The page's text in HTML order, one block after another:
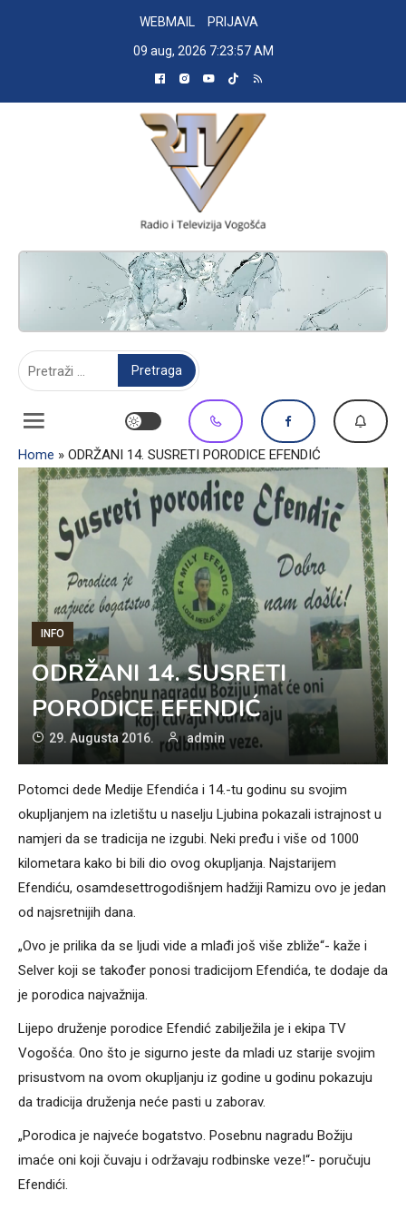
WEBMAIL
PRIJAVA
09 aug, 2026 7:23:58 AM
RADIO TELEVIZIJA VOGOŠĆA
Home » ODRŽANI 14. SUSRETI PORODICE EFENDIĆ
INFO
ODRŽANI 14. SUSRETI
PORODICE EFENDIĆ
29. Augusta 2016. admin
Potomci dede Medije Efendića i 14.-tu godinu su svojim
okupljanjem na izletištu u naselju Ljubina pokazali istrajnost u
namjeri da se tradicija ne izgubi. Neki pređu i više od 1000
kilometara kako bi bili dio ovog okupljanja. Najstarijem
Efendiću, osamdesettrogodišnjem hadžiji Ramizu ovo je jedan
od najsretnijih dana.
„Ovo je prilika da se ljudi vide a mlađi još više zbliže“- kaže i
Selver koji se također ponosi tradicijom Efendića, te dodaje da
je porodica najvažnija.
Lijepo druženje porodice Efendić zabilježila je i ekipa TV
Vogošća. Ono što je sigurno jeste da mladi uz starije svojim
prisustvom na ovom okupljanju iz godine u godinu pokazuju
da tradicija druženja neće pasti u zaborav.
„Porodica je najveće bogatstvo. Posebnu nagradu Božiju
imaće oni koji čuvaju i održavaju rodbinske veze!“- poručuju
Efendići.